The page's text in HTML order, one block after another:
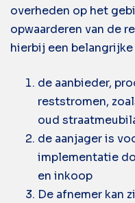
overheden op het
opwaarderen van de
hierbij een
de aanbieder,
reststromen,
oud
de aanjager is
implementatie
en inkoop
De afnemer kan